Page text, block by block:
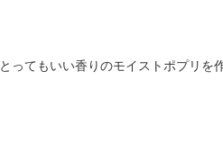
とってもいい香りのモイストポプリを